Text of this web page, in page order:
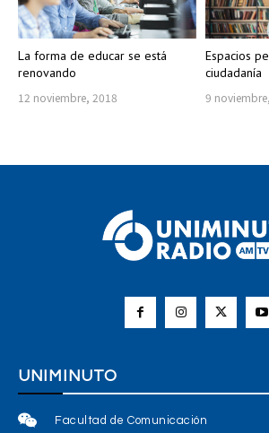
La forma de educar se está
renovando
12 noviembre, 2018
Espacios
ciudadanía
9
UNIMINUTO
Facultad de Comunicación